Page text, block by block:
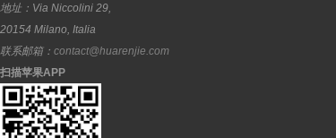
地址： Via Niccolini 29,
20154 Milano, Italia
联系邮箱： contact@huarenjie.com
扫描苹果APP